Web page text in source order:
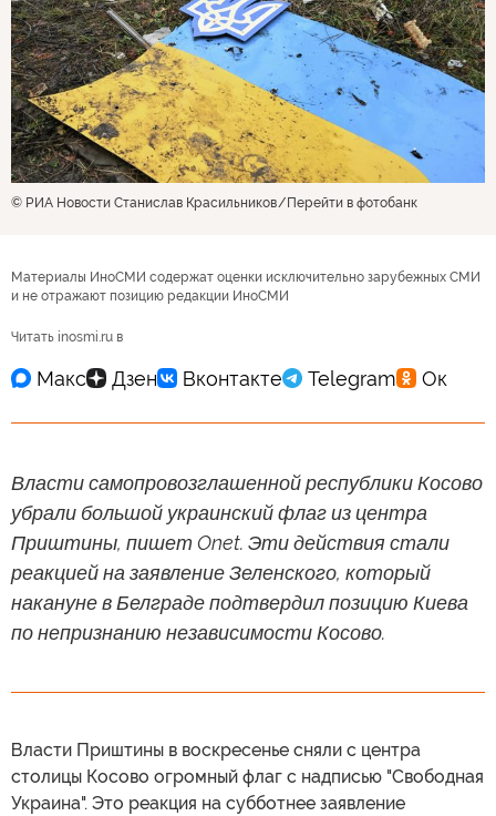
© РИА Новости Станислав Красильников Перейти в фотобанк
Материалы ИноСМИ содержат оценки исключительно зарубежных СМИ
и не отражают позицию редакции ИноСМИ
Читать inosmi.ru в
Власти самопровозглашенной республики Косово
убрали большой украинский флаг из центра
Приштины, пишет Onet. Эти действия стали
реакцией на заявление Зеленского, который
накануне в Белграде подтвердил позицию Киева
по непризнанию независимости Косово.
Власти Приштины в воскресенье сняли с центра
столицы Косово огромный флаг с надписью "Свободная
Украина". Это реакция на субботнее заявление